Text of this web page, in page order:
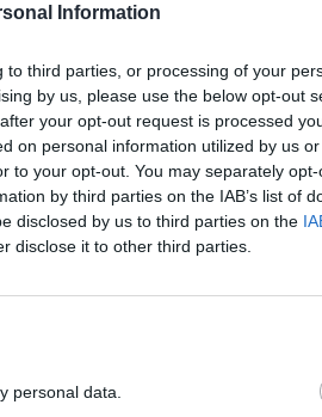
Information
third parties, or processing of your
by us, please use the below opt-out
your opt-out request is processed
on personal information utilized by us
to your opt-out. You may separately
by third parties on the IAB’s list of
disclosed by us to third parties on the
disclose it to other third parties.
personal data.